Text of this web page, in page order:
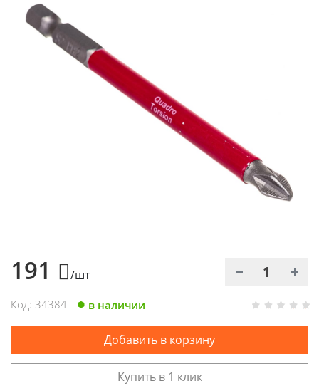
Круги и абразивы
Нержавейка
191 /шт
Код: 34384 в наличии
Добавить в корзину
Купить в 1 клик